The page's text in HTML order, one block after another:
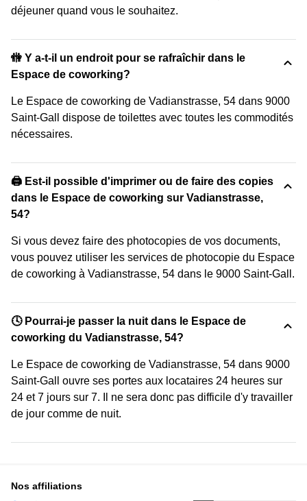
déjeuner quand vous le souhaitez.
🚻 Y a-t-il un endroit pour se rafraîchir dans le
Espace de coworking?
Le Espace de coworking de Vadianstrasse, 54 dans 9000
Saint-Gall dispose de toilettes avec toutes les commodités
nécessaires.
🖨️ Est-il possible d'imprimer ou de faire des copies
dans le Espace de coworking sur Vadianstrasse,
54?
Si vous devez faire des photocopies de vos documents,
vous pouvez utiliser les services de photocopie du Espace
de coworking à Vadianstrasse, 54 dans le 9000 Saint-Gall.
🕓 Pourrai-je passer la nuit dans le Espace de
coworking du Vadianstrasse, 54?
Le Espace de coworking de Vadianstrasse, 54 dans 9000
Saint-Gall ouvre ses portes aux locataires 24 heures sur
24 et 7 jours sur 7. Il ne sera donc pas difficile d'y travailler
de jour comme de nuit.
Nos affiliations